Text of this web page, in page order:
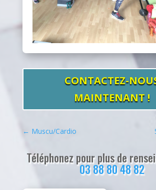
CONTACTEZ-
MAINTENANT !
← Muscu/Cardio
Téléphonez pour plus de
03 88 80 48 82